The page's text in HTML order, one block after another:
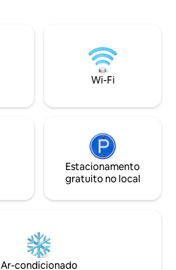
teletrabalho,
semana, posso
tarde. Não hesite
Wi-Fi
Estacionamento
gratuito no local
Ar-condicionado